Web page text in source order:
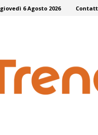
giovedì 6 Agosto 2026